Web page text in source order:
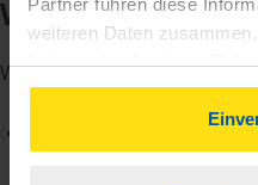
weiteren Daten
haben oder die sie im
gesammelt haben. Indem
können Sie der
unserer➔
Wir suchen Sie
Wir sind bundesweit auf der
Steuerfachangestellten